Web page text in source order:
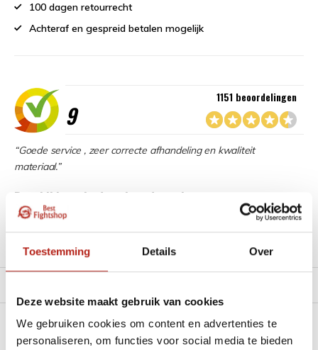
Toestemming Details Over
Deze website maakt gebruik van cookies
We gebruiken cookies om content en advertenties te
personaliseren, om functies voor social media te bieden
100 dagen retourrecht
Achteraf en gespreid betalen mogelijk
9
1151 beoordelingen
“Goede service , zeer correcte afhandeling en kwaliteit
materiaal.”
Beschikbaar in de volgende varianten:
Productomschrijving
Heb je een vraag over dit product?